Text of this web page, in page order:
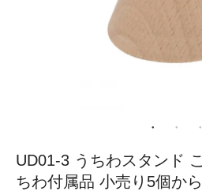
UD01-3 うちわスタンド
ちわ付属品 小売り5個から